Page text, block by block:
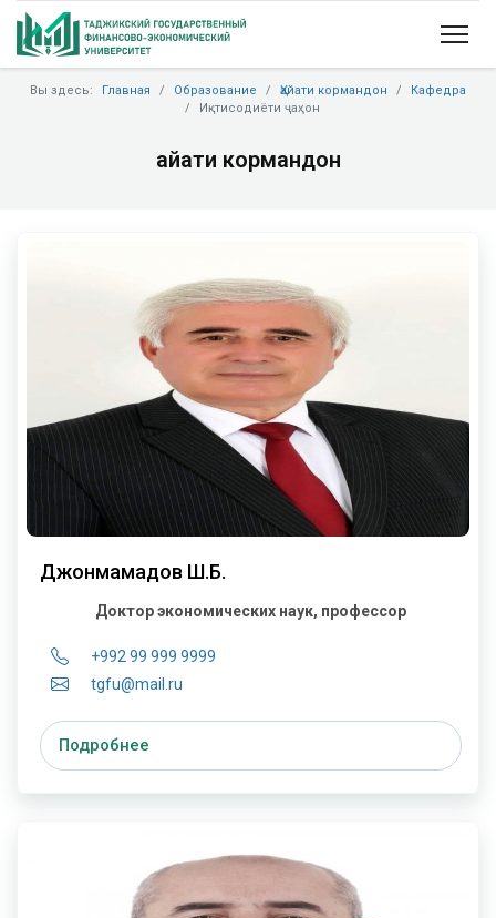
Вы здесь: Главная Образование Ҳайати кормандон
Кафедра
Иқтисодиёти ҷаҳон
Ҳайати кормандон
Джонмамадов Ш.Б.
Доктор экономических наук, профессор
+992 99 999 9999
tgfu@mail.ru
Подробнее